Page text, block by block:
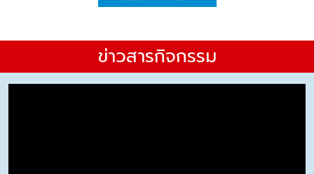
ข่าวสารกิจกรรม